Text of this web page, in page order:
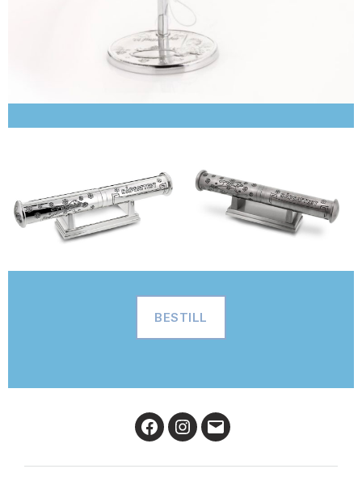
BESTILL
Facebook
Instagram
Email